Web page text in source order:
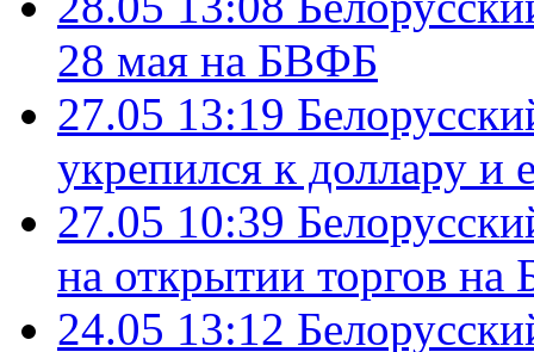
28 мая на БВФБ
27.05 13:19
укрепился к доллару
27.05 10:39
на открытии торгов
24.05 13:12